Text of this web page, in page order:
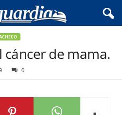
cáncer de mama.
0